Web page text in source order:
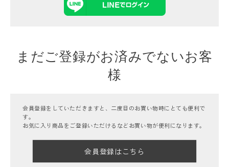
まだご登録がお済みでないお客
様
会員登録をしていただきますと、二度目のお買い物時にとても便利で
す。
お気に入り商品をご登録いただけるなどお買い物が便利になります。
会員登録はこちら